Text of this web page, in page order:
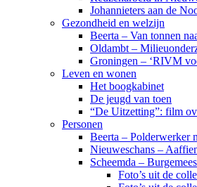
Johannieters aan de
Gezondheid en welzijn
Beerta – Van tonnen
Oldambt –
Groningen – ‘RIVM
Leven en wonen
Het boogkabinet
De jeugd van toen
“De Uitzetting”: film
Personen
Beerta – Polderwerker
Nieuweschans –
Scheemda –
Foto’s uit de